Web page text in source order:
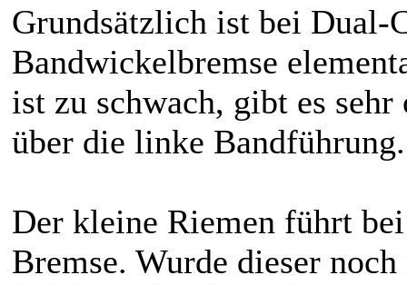
Grundsätzlich ist bei Dual-
Bandwickelbremse
ist zu schwach, gibt es
über die linke Bandführung.
Der kleine Riemen führt
Bremse. Wurde dieser